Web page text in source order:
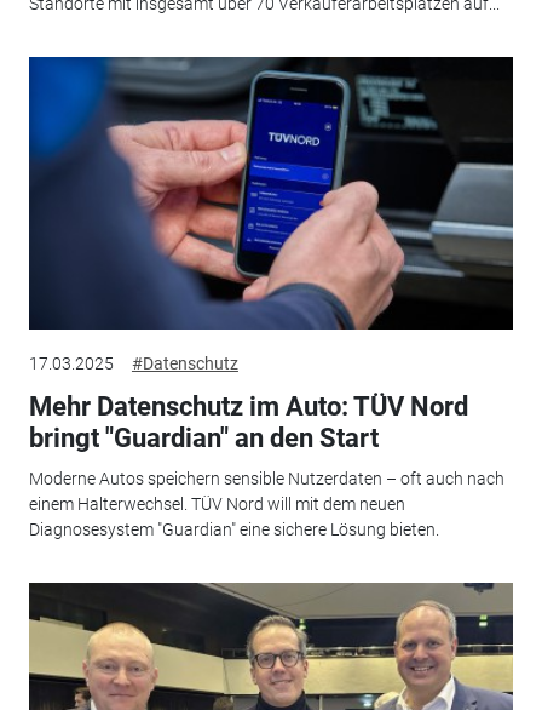
Standorte mit insgesamt über 70 Verkäuferarbeitsplätzen auf...
17.03.2025 #Datenschutz
Mehr Datenschutz im Auto: TÜV Nord
bringt "Guardian" an den Start
Moderne Autos speichern sensible Nutzerdaten – oft auch nach
einem Halterwechsel. TÜV Nord will mit dem neuen
Diagnosesystem "Guardian" eine sichere Lösung bieten.